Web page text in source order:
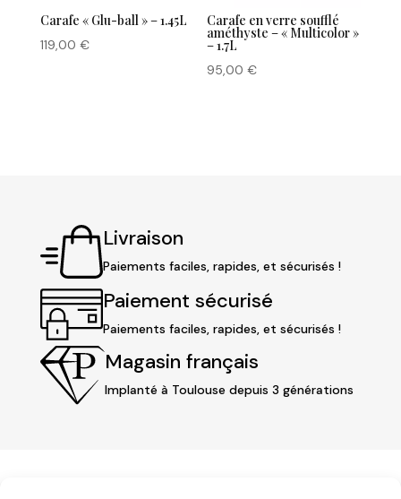
Carafe « Glu-ball » – 1.45L
119,00 €
Carafe en verre soufflé
améthyste – « Multicolor »
– 1.7L
95,00€
Livraison
Paiements faciles, rapides, et sécurisés !
Paiement sécurisé
Paiements faciles, rapides, et sécurisés !
Magasin français
Implanté à Toulouse depuis 3 générations